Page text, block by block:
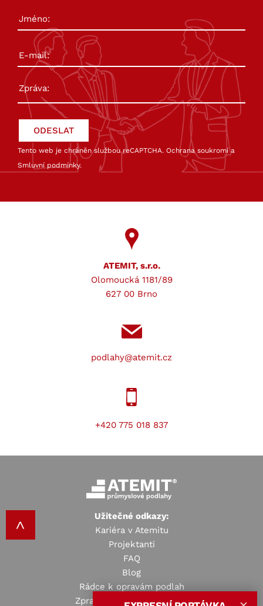
Tento web je chráněn službou reCAPTCHA. Ochrana soukromía
Smluvní podmínky.
ATEMIT, s.r.o.
Olomoucká 1181/89
627 00 Brno
podlahy@atemit.cz
+420 775 018 837
Užitečné odkazy:
Kariéra v Atemitu
Projektanti
FAQ
Blog
Rádce k opravám podlah
Zpracování osobních údajů